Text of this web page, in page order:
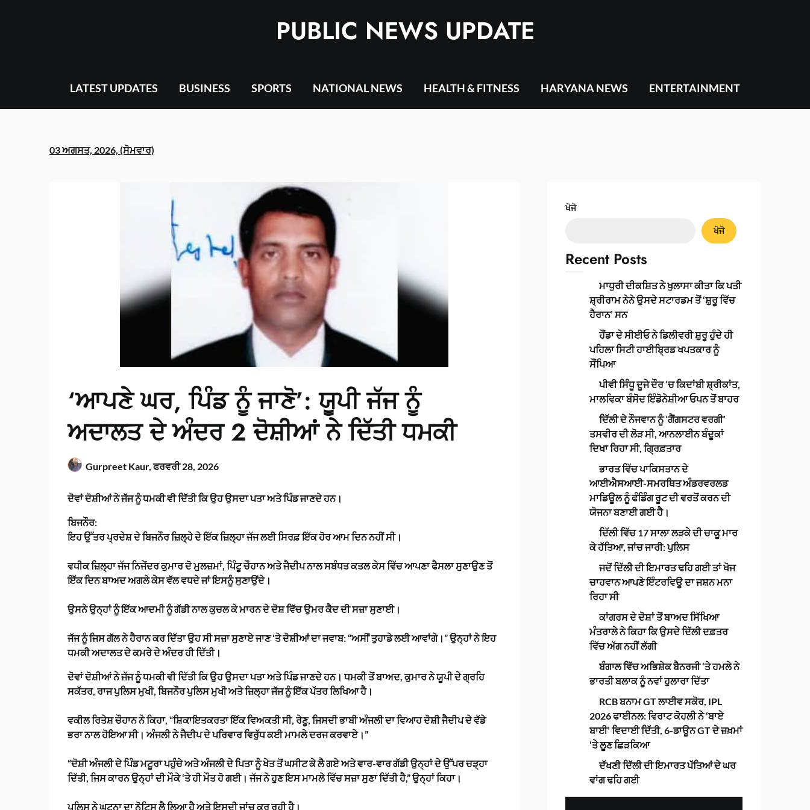
PUBLIC NEWS UPDATE
LATEST UPDATES BUSINESS SPORTS NATIONAL NEWS HEALTH & FITNESS HARYANA NEWS ENTERTAINMENT
03 ਅਗਸਤ, 2026, (ਸੋਮਵਾਰ)
‘ਆਪਣੇ ਘਰ, ਪਿੰਡ ਨੂੰ ਜਾਣੋ’: ਯੂਪੀ ਜੱਜ ਨੂੰ
ਅਦਾਲਤ ਦੇ ਅੰਦਰ 2 ਦੋਸ਼ੀਆਂ ਨੇ ਦਿੱਤੀ ਧਮਕੀ
Gurpreet Kaur,ਫਰਵਰੀ 28, 2026
ਦੋਵਾਂ ਦੋਸ਼ੀਆਂ ਨੇ ਜੱਜ ਨੂੰ ਧਮਕੀ ਵੀ ਦਿੱਤੀ ਕਿ ਉਹ ਉਸਦਾ ਪਤਾ ਅਤੇ ਪਿੰਡ ਜਾਣਦੇ ਹਨ।
ਬਿਜਨੌਰ:
ਇਹ ਉੱਤਰ ਪ੍ਰਦੇਸ਼ ਦੇ ਬਿਜਨੌਰ ਜ਼ਿਲ੍ਹੇ ਦੇ ਇੱਕ ਜ਼ਿਲ੍ਹਾ ਜੱਜ ਲਈ ਸਿਰਫ਼ ਇੱਕ ਹੋਰ ਆਮ ਦਿਨ ਨਹੀਂ ਸੀ।
ਵਧੀਕ ਜ਼ਿਲ੍ਹਾ ਜੱਜ ਨਿਜੇਂਦਰ ਕੁਮਾਰ ਦੋ ਮੁਲਜ਼ਮਾਂ, ਪਿੰਟੂ ਚੌਹਾਨ ਅਤੇ ਜੈਦੀਪ ਨਾਲ ਸਬੰਧਤ ਕਤਲ ਕੇਸ ਵਿੱਚ ਆਪਣਾ ਫੈਸਲਾ ਸੁਣਾਉਣ ਤੋਂ
ਇੱਕ ਦਿਨ ਬਾਅਦ ਅਗਲੇ ਕੇਸ ਵੱਲ ਵਧਦੇ ਜਾਂ ਇਸਨੂੰ ਸੁਣਾਉਂਦੇ।
ਉਸਨੇ ਉਨ੍ਹਾਂ ਨੂੰ ਇੱਕ ਆਦਮੀ ਨੂੰ ਗੱਡੀ ਨਾਲ ਕੁਚਲ ਕੇ ਮਾਰਨ ਦੇ ਦੋਸ਼ ਵਿੱਚ ਉਮਰ ਕੈਦ ਦੀ ਸਜ਼ਾ ਸੁਣਾਈ।
ਜੱਜ ਨੂੰ ਜਿਸ ਗੱਲ ਨੇ ਹੈਰਾਨ ਕਰ ਦਿੱਤਾ ਉਹ ਸੀ ਸਜ਼ਾ ਸੁਣਾਏ ਜਾਣ ‘ਤੇ ਦੋਸ਼ੀਆਂ ਦਾ ਜਵਾਬ: “ਅਸੀਂ ਤੁਹਾਡੇ ਲਈ ਆਵਾਂਗੇ।” ਉਨ੍ਹਾਂ ਨੇ ਇਹ
ਧਮਕੀ ਅਦਾਲਤ ਦੇ ਕਮਰੇ ਦੇ ਅੰਦਰ ਹੀ ਦਿੱਤੀ।
ਦੋਵਾਂ ਦੋਸ਼ੀਆਂ ਨੇ ਜੱਜ ਨੂੰ ਧਮਕੀ ਵੀ ਦਿੱਤੀ ਕਿ ਉਹ ਉਸਦਾ ਪਤਾ ਅਤੇ ਪਿੰਡ ਜਾਣਦੇ ਹਨ। ਧਮਕੀ ਤੋਂ ਬਾਅਦ, ਕੁਮਾਰ ਨੇ ਯੂਪੀ ਦੇ ਗ੍ਰਹਿ
ਸਕੱਤਰ, ਰਾਜ ਪੁਲਿਸ ਮੁਖੀ, ਬਿਜਨੌਰ ਪੁਲਿਸ ਮੁਖੀ ਅਤੇ ਜ਼ਿਲ੍ਹਾ ਜੱਜ ਨੂੰ ਇੱਕ ਪੱਤਰ ਲਿਖਿਆ ਹੈ।
ਵਕੀਲ ਰਿਤੇਸ਼ ਚੌਹਾਨ ਨੇ ਕਿਹਾ, “ਸ਼ਿਕਾਇਤਕਰਤਾ ਇੱਕ ਵਿਅਕਤੀ ਸੀ, ਰੇਣੂ, ਜਿਸਦੀ ਭਾਬੀ ਅੰਜਲੀ ਦਾ ਵਿਆਹ ਦੋਸ਼ੀ ਜੈਦੀਪ ਦੇ ਵੱਡੇ
ਭਰਾ ਨਾਲ ਹੋਇਆ ਸੀ। ਅੰਜਲੀ ਨੇ ਜੈਦੀਪ ਦੇ ਪਰਿਵਾਰ ਵਿਰੁੱਧ ਕਈ ਮਾਮਲੇ ਦਰਜ ਕਰਵਾਏ।”
“ਦੋਸ਼ੀ ਅੰਜਲੀ ਦੇ ਪਿੰਡ ਮਟੂਰਾ ਪਹੁੰਚੇ ਅਤੇ ਅੰਜਲੀ ਦੇ ਪਿਤਾ ਨੂੰ ਖੇਤ ਤੋਂ ਘਸੀਟ ਕੇ ਲੈ ਗਏ ਅਤੇ ਵਾਰ-ਵਾਰ ਗੱਡੀ ਉਨ੍ਹਾਂ ਦੇ ਉੱਪਰ ਚੜ੍ਹਾ
ਦਿੱਤੀ, ਜਿਸ ਕਾਰਨ ਉਨ੍ਹਾਂ ਦੀ ਮੌਕੇ ‘ਤੇ ਹੀ ਮੌਤ ਹੋ ਗਈ। ਜੱਜ ਨੇ ਹੁਣ ਇਸ ਮਾਮਲੇ ਵਿੱਚ ਸਜ਼ਾ ਸੁਣਾ ਦਿੱਤੀ ਹੈ,” ਉਨ੍ਹਾਂ ਕਿਹਾ।
ਪੁਲਿਸ ਨੇ ਘਟਨਾ ਦਾ ਨੋਟਿਸ ਲੈ ਲਿਆ ਹੈ ਅਤੇ ਇਸਦੀ ਜਾਂਚ ਕਰ ਰਹੀ ਹੈ।
ਖੋਜੋ
ਖੋਜੋ
Recent Posts
ਮਾਧੁਰੀ ਦੀਕਸ਼ਿਤ ਨੇ ਖੁਲਾਸਾ ਕੀਤਾ ਕਿ ਪਤੀ
ਸ਼੍ਰੀਰਾਮ ਨੇਨੇ ਉਸਦੇ ਸਟਾਰਡਮ ਤੋਂ ‘ਸ਼ੁਰੂ ਵਿੱਚ
ਹੈਰਾਨ’ ਸਨ
ਹੌਂਡਾ ਦੇ ਸੀਈਓ ਨੇ ਡਿਲੀਵਰੀ ਸ਼ੁਰੂ ਹੁੰਦੇ ਹੀ
ਪਹਿਲਾ ਸਿਟੀ ਹਾਈਬ੍ਰਿਡ ਖਪਤਕਾਰ ਨੂੰ
ਸੌਂਪਿਆ
ਪੀਵੀ ਸਿੰਧੂ ਦੂਜੇ ਦੌਰ ‘ਚ ਕਿਦਾਂਬੀ ਸ਼੍ਰੀਕਾਂਤ,
ਮਾਲਵਿਕਾ ਬੰਸੋਦ ਇੰਡੋਨੇਸ਼ੀਆ ਓਪਨ ਤੋਂ ਬਾਹਰ
ਦਿੱਲੀ ਦੇ ਨੌਜਵਾਨ ਨੂੰ ‘ਗੈਂਗਸਟਰ ਵਰਗੀ’
ਤਸਵੀਰ ਦੀ ਲੋੜ ਸੀ, ਆਨਲਾਈਨ ਬੰਦੂਕਾਂ
ਦਿਖਾ ਰਿਹਾ ਸੀ, ਗ੍ਰਿਫ਼ਤਾਰ
ਭਾਰਤ ਵਿੱਚ ਪਾਕਿਸਤਾਨ ਦੇ
ਆਈਐਸਆਈ-ਸਮਰਥਿਤ ਅੰਡਰਵਰਲਡ
ਮਾਡਿਊਲ ਨੂੰ ਫੰਡਿੰਗ ਰੂਟ ਦੀ ਵਰਤੋਂ ਕਰਨ ਦੀ
ਯੋਜਨਾ ਬਣਾਈ ਗਈ ਹੈ।
ਦਿੱਲੀ ਵਿੱਚ 17 ਸਾਲਾ ਲੜਕੇ ਦੀ ਚਾਕੂ ਮਾਰ
ਕੇ ਹੱਤਿਆ, ਜਾਂਚ ਜਾਰੀ: ਪੁਲਿਸ
ਜਦੋਂ ਦਿੱਲੀ ਦੀ ਇਮਾਰਤ ਢਹਿ ਗਈ ਤਾਂ ਖੋਜ
ਚਾਹਵਾਨ ਆਪਣੇ ਇੰਟਰਵਿਊ ਦਾ ਜਸ਼ਨ ਮਨਾ
ਰਿਹਾ ਸੀ
ਕਾਂਗਰਸ ਦੇ ਦੋਸ਼ਾਂ ਤੋਂ ਬਾਅਦ ਸਿੱਖਿਆ
ਮੰਤਰਾਲੇ ਨੇ ਕਿਹਾ ਕਿ ਉਸਦੇ ਦਿੱਲੀ ਦਫ਼ਤਰ
ਵਿੱਚ ਅੱਗ ਨਹੀਂ ਲੱਗੀ
ਬੰਗਾਲ ਵਿੱਚ ਅਭਿਸ਼ੇਕ ਬੈਨਰਜੀ ‘ਤੇ ਹਮਲੇ ਨੇ
ਭਾਰਤੀ ਬਲਾਕ ਨੂੰ ਨਵਾਂ ਹੁਲਾਰਾ ਦਿੱਤਾ
RCB ਬਨਾਮ GT ਲਾਈਵ ਸਕੋਰ, IPL
2026 ਫਾਈਨਲ: ਵਿਰਾਟ ਕੋਹਲੀ ਨੇ ‘ਬਾਏ
ਬਾਈ’ ਵਿਦਾਈ ਦਿੱਤੀ, 6-ਡਾਊਨ GT ਦੇ ਜ਼ਖ਼ਮਾਂ
‘ਤੇ ਲੂਣ ਛਿੜਕਿਆ
ਦੱਖਣੀ ਦਿੱਲੀ ਦੀ ਇਮਾਰਤ ਪੱਤਿਆਂ ਦੇ ਘਰ
ਵਾਂਗ ਢਹਿ ਗਈ